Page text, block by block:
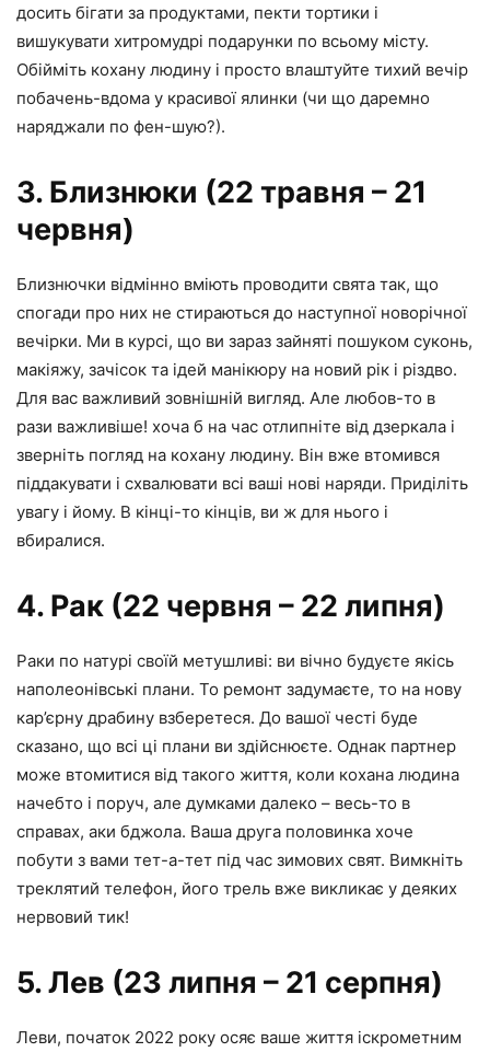
досить бігати за продуктами, пекти тортики і
вишукувати хитромудрі подарунки по всьому місту.
Обійміть кохану людину і просто влаштуйте тихий вечір
побачень-вдома у красивої ялинки (чи що даремно
наряджали по фен-шую?).
3. Близнюки (22 травня – 21
червня)
Близнючки відмінно вміють проводити свята так, що
спогади про них не стираються до наступної новорічної
вечірки. Ми в курсі, що ви зараз зайняті пошуком суконь,
макіяжу, зачісок та ідей манікюру на новий рік і різдво.
Для вас важливий зовнішній вигляд. Але любов-то в
рази важливіше! хоча б на час отлипніте від дзеркала і
зверніть погляд на кохану людину. Він вже втомився
піддакувати і схвалювати всі ваші нові наряди. Приділіть
увагу і йому. В кінці-то кінців, ви ж для нього і
вбиралися.
4. Рак (22 червня – 22 липня)
Раки по натурі своїй метушливі: ви вічно будуєте якісь
наполеонівські плани. То ремонт задумаєте, то на нову
кар’єрну драбину взберетеся. До вашої честі буде
сказано, що всі ці плани ви здійснюєте. Однак партнер
може втомитися від такого життя, коли кохана людина
начебто і поруч, але думками далеко – весь-то в
справах, аки бджола. Ваша друга половинка хоче
побути з вами тет-а-тет під час зимових свят. Вимкніть
треклятий телефон, його трель вже викликає у деяких
нервовий тик!
5. Лев (23 липня – 21 серпня)
Леви, початок 2022 року осяє ваше життя іскрометним